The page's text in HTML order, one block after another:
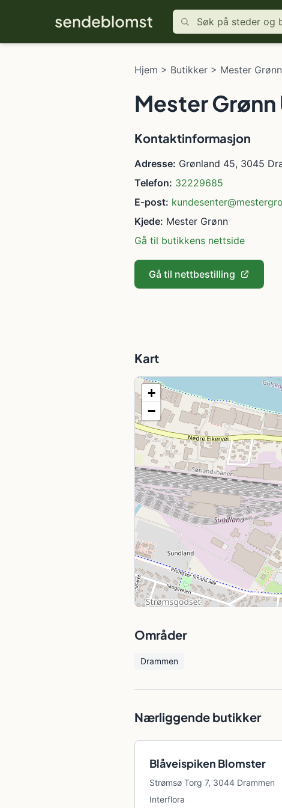
Hjem > Butikker > Mester
Mester
Kontaktinformasjon
Adresse: Grønland 45, 3045
Telefon: 32229685
E-post:
Kjede: Mester Grønn
Gå til butikkens nettside
Gå til nettbestilling
Kart
+
−
Områder
Drammen
Nærliggende butikker
Blåveispiken Blomster
Strømsø Torg 7, 3044 Drammen
Interflora